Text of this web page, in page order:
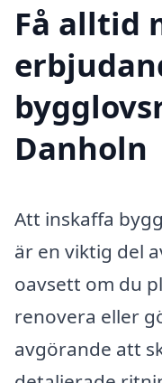
Få alltid
Danholn
Att inskaffa
är en viktig del
oavsett om du
renovera eller
avgörande att